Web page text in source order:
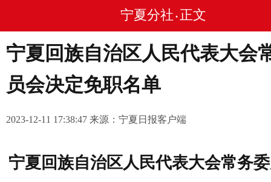
宁夏分社 • 正文
宁夏回族自治区人民代表大会
员会决定免职名单
2023-12-11 17:38:47 来源：宁夏日报客户端
宁夏回族自治区人民代表大会常务